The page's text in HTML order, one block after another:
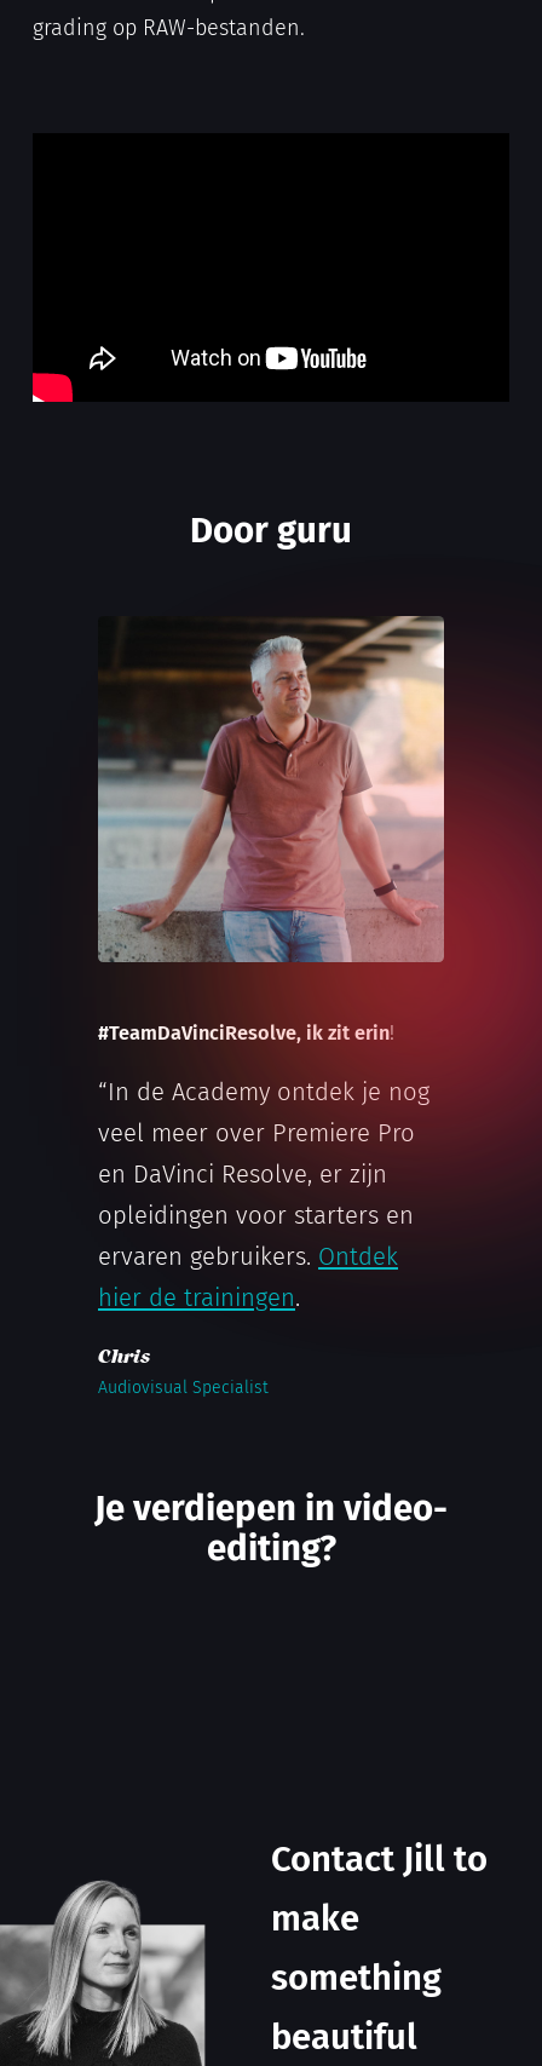
grading op RAW-bestanden.
Door guru
#TeamDaVinciResolve, ik zit erin!
“In de Academy ontdek je nog
veel meer over Premiere Pro
en DaVinci Resolve, er zijn
opleidingen voor starters en
ervaren gebruikers. Ontdek
hier de trainingen.
Chris
Audiovisual Specialist
Je verdiepen in video-
editing?
Contact Jill to
make
something
beautiful